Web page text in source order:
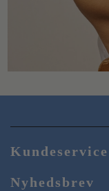
Kundeservice
Nyhedsbrev